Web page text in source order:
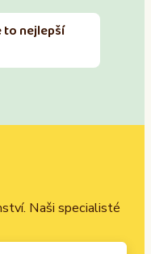
to nejlepší
Naši specialisté